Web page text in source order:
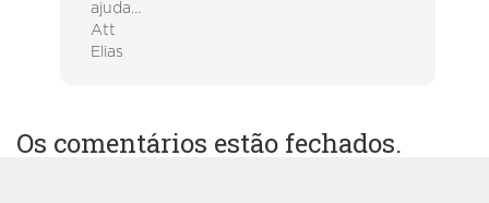
ajuda…
Att
Elias
Os comentários estão fechados.